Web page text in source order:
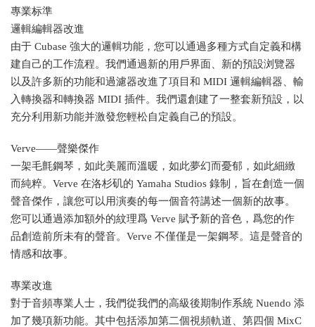
專業标準
邏輯編輯器改進
由于 Cubase 強大的邏輯功能，您可以通過多種方式自定義和構
建自己的工作流程。我們通過新的用戶界面、新的預設浏覽器
以及許多新的功能和過濾器改進了項目和 MIDI 邏輯編輯器、輸
入轉換器和轉換器 MIDI 插件。我們還創建了一整套新預設，以
充分利用新功能并激發您輕松自定義自己的預設。
Verve——聲樂傑作
一架毛氈鋼琴，如此美麗而溫暖，如此夢幻而憂郁，如此細緻
而純粹。Verve 在洛杉矶的 Yamaha Studios 錄制，旨在創造一個
聲音傑作，讓您可以用演奏的每一個音符講述一個新的故事。
您可以通過添加額外的紋理爲 Verve 賦予新的音色，爲您的作
品創造前所未有的聲音。Verve 不僅僅是一架鋼琴。這是聲音的
情感和故事。
專業改進
對于音頻專業人士，我們從我們的高級後期制作系統 Nuendo 添
加了幾項新功能。其中包括添加第二個視頻軌道、第四個 MixC